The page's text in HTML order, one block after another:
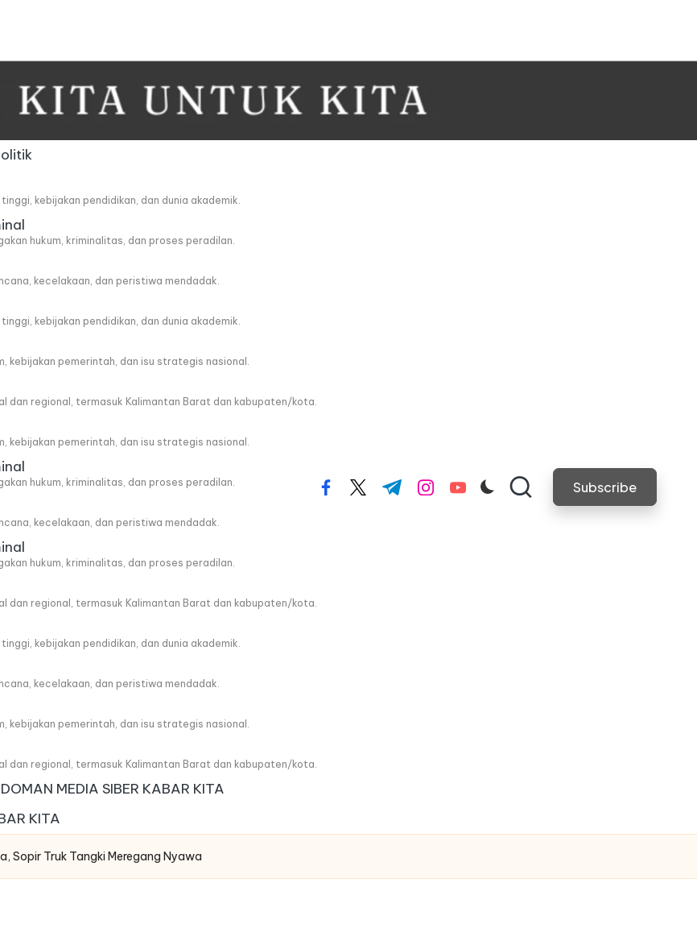
kebijakan pendidikan, dan dunia akademik.
hukum, kriminalitas, dan proses peradilan.
kecelakaan, dan peristiwa mendadak.
kebijakan pendidikan, dan dunia akademik.
kebijakan pemerintah, dan isu strategis nasional.
dan regional, termasuk Kalimantan Barat dan kabupaten/kota.
kebijakan pemerintah, dan isu strategis nasional.
hukum, kriminalitas, dan proses peradilan.
kecelakaan, dan peristiwa mendadak.
hukum, kriminalitas, dan proses peradilan.
dan regional, termasuk Kalimantan Barat dan kabupaten/kota.
kebijakan pendidikan, dan dunia akademik.
kecelakaan, dan peristiwa mendadak.
kebijakan pemerintah, dan isu strategis nasional.
dan regional, termasuk Kalimantan Barat dan kabupaten/kota.
MEDIA SIBER KABAR KITA
KITA
facebook.com
twitter.com
t.me instagram.com
youtube.com Subscribe
Sopir Truk Tangki Meregang Nyawa